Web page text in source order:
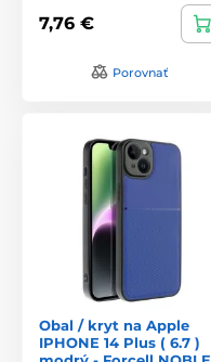
7,76 €
Porovnať
Obal / kryt na Apple
IPHONE 14 Plus ( 6.7 )